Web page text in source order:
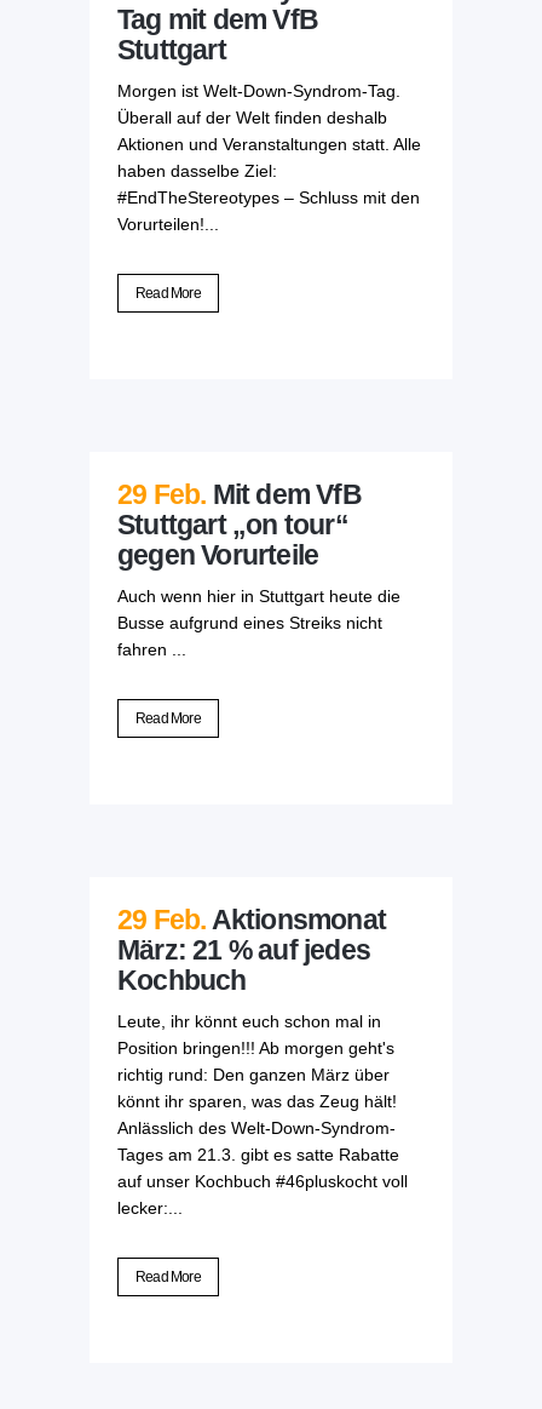
Tag mit dem VfB
Stuttgart
Morgen ist Welt-Down-Syndrom-Tag.
Überall auf der Welt finden deshalb
Aktionen und Veranstaltungen statt. Alle
haben dasselbe Ziel:
#EndTheStereotypes – Schluss mit den
Vorurteilen!...
Read More
29 Feb. Mit dem VfB
Stuttgart „on tour“
gegen Vorurteile
Auch wenn hier in Stuttgart heute die
Busse aufgrund eines Streiks nicht
fahren ...
Read More
29 Feb. Aktionsmonat
März: 21 % auf jedes
Kochbuch
Leute, ihr könnt euch schon mal in
Position bringen!!! Ab morgen geht's
richtig rund: Den ganzen März über
könnt ihr sparen, was das Zeug hält!
Anlässlich des Welt-Down-Syndrom-
Tages am 21.3. gibt es satte Rabatte
auf unser Kochbuch #46pluskocht voll
lecker:...
Read More